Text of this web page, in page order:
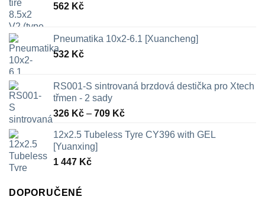
562 Kč
Pneumatika 10x2-6.1 [Xuancheng]
532 Kč
RS001-S sintrovaná brzdová destička pro Xtech
třmen - 2 sady
326 Kč – 709 KčRozpětí
326 Kč
12x2.5 Tubeless Tyre CY396 with GEL
[Yuanxing]
1 447 Kč
DOPORUČENÉ